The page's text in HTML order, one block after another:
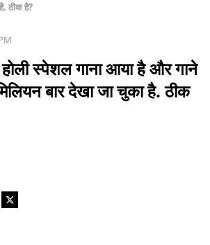
ठीक है?
स्पेशल गाना आया है और गाने
बार देखा जा चुका है. ठीक